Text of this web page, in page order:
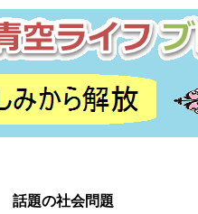
話題の社会問題